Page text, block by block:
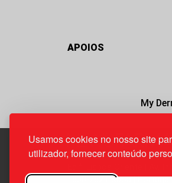
Usamos cookies no nosso site
utilizador, fornecer conteúdo
APOIOS
My
1800-282 Lisboa | Portugal